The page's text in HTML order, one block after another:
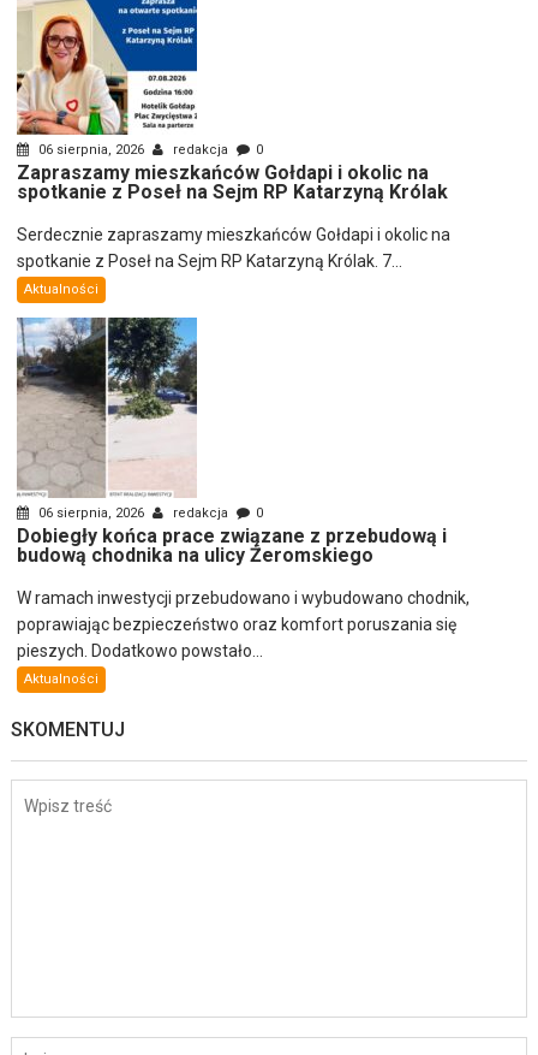
06 sierpnia, 2026 redakcja 0
Zapraszamy mieszkańców Gołdapi i okolic na
spotkanie z Poseł na Sejm RP Katarzyną Królak
Serdecznie zapraszamy mieszkańców Gołdapi i okolic na
spotkanie z Poseł na Sejm RP Katarzyną Królak. 7...
Aktualności
06 sierpnia, 2026 redakcja 0
Dobiegły końca prace związane z przebudową i
budową chodnika na ulicy Żeromskiego
W ramach inwestycji przebudowano i wybudowano chodnik,
poprawiając bezpieczeństwo oraz komfort poruszania się
pieszych. Dodatkowo powstało...
Aktualności
SKOMENTUJ